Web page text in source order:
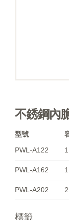
不銹鋼內
型號
PWL-A122
PWL-A162
PWL-A202
標籤